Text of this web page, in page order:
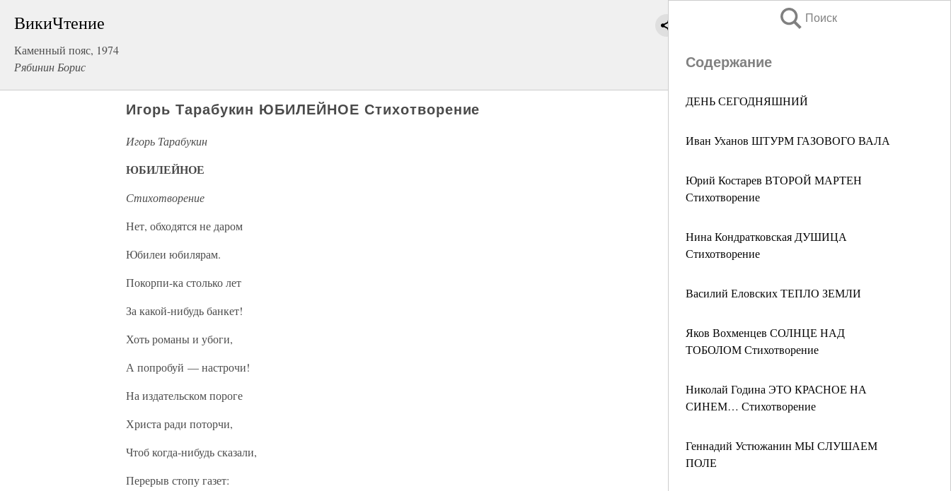
ВикиЧтение
Каменный пояс, 1974
Рябинин Борис
Поиск
Содержание
ДЕНЬ СЕГОДНЯШНИЙ
Иван Уханов ШТУРМ ГАЗОВОГО ВАЛА
Юрий Костарев ВТОРОЙ МАРТЕН
Стихотворение
Нина Кондратковская ДУШИЦА
Стихотворение
Василий Еловских ТЕПЛО ЗЕМЛИ
Яков Вохменцев СОЛНЦЕ НАД
ТОБОЛОМ Стихотворение
Николай Година ЭТО КРАСНОЕ НА
СИНЕМ… Стихотворение
Геннадий Устюжанин МЫ СЛУШАЕМ
ПОЛЕ
Игорь Тарабукин ЮБИЛЕЙНОЕ Стихотворение
Игорь Тарабукин
ЮБИЛЕЙНОЕ
Стихотворение
Нет, обходятся не даром
Юбилеи юбилярам.
Покорпи-ка столько лет
За какой-нибудь банкет!
Хоть романы и убоги,
А попробуй — настрочи!
На издательском пороге
Христа ради поторчи,
Чтоб когда-нибудь сказали,
Перерыв стопу газет: